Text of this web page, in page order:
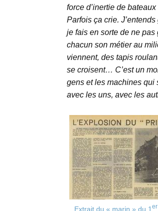
force d’inertie de
Parfois ça crie.
je fais en sorte de ne
chacun son métier au
viennent, des tapis
se croisent… C’est un
gens et les machines qui
avec les uns, avec les
Extrait du « marin » du 1er